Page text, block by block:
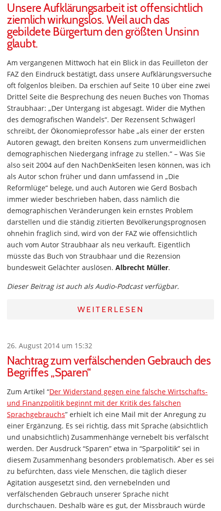
Unsere Aufklärungsarbeit ist offensichtlich
ziemlich wirkungslos. Weil auch das
gebildete Bürgertum den größten Unsinn
glaubt.
Am vergangenen Mittwoch hat ein Blick in das Feuilleton der
FAZ den Eindruck bestätigt, dass unsere Aufklärungsversuche
oft folgenlos bleiben. Da erschien auf Seite 10 über eine zwei
Drittel Seite die Besprechung des neuen Buches von Thomas
Straubhaar: „Der Untergang ist abgesagt. Wider die Mythen
des demografischen Wandels“. Der Rezensent Schwägerl
schreibt, der Ökonomieprofessor habe „als einer der ersten
Autoren gewagt, den breiten Konsens zum unvermeidlichen
demographischen Niedergang infrage zu stellen.“ – Was Sie
also seit 2004 auf den NachDenkSeiten lesen können, was ich
als Autor schon früher und dann umfassend in „Die
Reformlüge“ belege, und auch Autoren wie Gerd Bosbach
immer wieder beschrieben haben, dass nämlich die
demographischen Veränderungen kein ernstes Problem
darstellen und die ständig zitierten Bevölkerungsprognosen
ohnehin fraglich sind, wird von der FAZ wie offensichtlich
auch vom Autor Straubhaar als neu verkauft. Eigentlich
müsste das Buch von Straubhaar und die Rezension
bundesweit Gelächter auslösen. Albrecht Müller.
Dieser Beitrag ist auch als Audio-Podcast verfügbar.
WEITERLESEN
26. August 2014 um 15:32
Nachtrag zum verfälschenden Gebrauch des
Begriffes „Sparen“
Zum Artikel “Der Widerstand gegen eine falsche Wirtschafts-
und Finanzpolitik beginnt mit der Kritik des falschen
Sprachgebrauchs” erhielt ich eine Mail mit der Anregung zu
einer Ergänzung. Es sei richtig, dass mit Sprache (absichtlich
und unabsichtlich) Zusammenhänge vernebelt bis verfälscht
werden. Der Ausdruck “Sparen” etwa in “Sparpolitik” sei in
diesem Zusammenhang besonders problematisch. Aber es sei
zu befürchten, dass viele Menschen, die täglich dieser
Agitation ausgesetzt sind, den vernebelnden und
verfälschenden Gebrauch unserer Sprache nicht
durchschauen. Deshalb wäre es gut, der Missbrauch würde